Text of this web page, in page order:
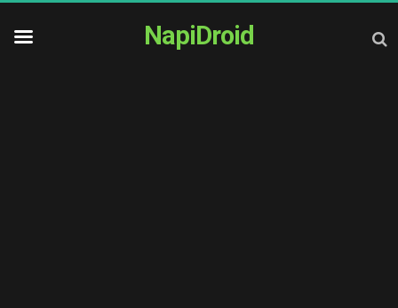
NapiDroid